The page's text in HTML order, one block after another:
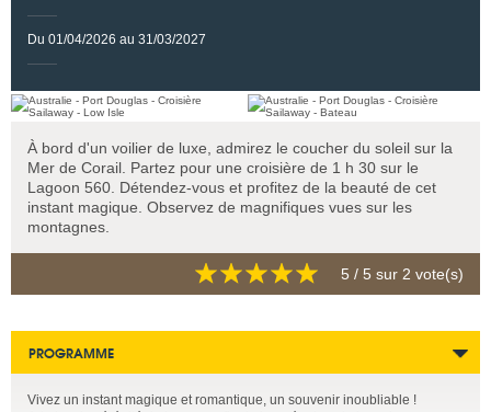
Du 01/04/2026 au 31/03/2027
À bord d'un voilier de luxe, admirez le coucher du soleil sur la
Mer de Corail. Partez pour une croisière de 1 h 30 sur le
Lagoon 560. Détendez-vous et profitez de la beauté de cet
instant magique. Observez de magnifiques vues sur les
montagnes.
5 / 5 sur 2 vote(s)
PROGRAMME
Vivez un instant magique et romantique, un souvenir inoubliable !